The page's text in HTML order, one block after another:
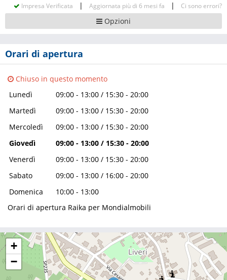
Impresa Verificata | Aggiornata più di 6 mesi fa | Ci sono errori?
Opzioni
Orari di apertura
Chiuso in questo momento
Lunedì
09:00 - 13:00 / 15:30 - 20:00
Martedì
09:00 - 13:00 / 15:30 - 20:00
Mercoledì
09:00 - 13:00 / 15:30 - 20:00
Giovedì
09:00 - 13:00 / 15:30 - 20:00
Venerdì
09:00 - 13:00 / 15:30 - 20:00
Sabato
09:00 - 13:00 / 16:00 - 20:00
Domenica
10:00 - 13:00
Orari di apertura Raika per Mondialmobili
+
−